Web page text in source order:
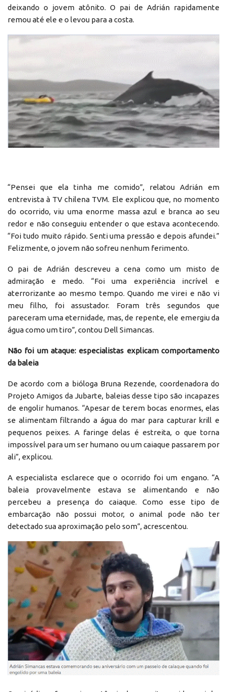
deixando o jovem atônito. O pai de Adrián rapidamente
remou até ele e o levou para a costa.
“Pensei que ela tinha me comido”, relatou Adrián em
entrevista à TV chilena TVM. Ele explicou que, no momento
do ocorrido, viu uma enorme massa azul e branca ao seu
redor e não conseguiu entender o que estava acontecendo.
“Foi tudo muito rápido. Senti uma pressão e depois afundei.”
Felizmente, o jovem não sofreu nenhum ferimento.
O pai de Adrián descreveu a cena como um misto de
admiração e medo. “Foi uma experiência incrível e
aterrorizante ao mesmo tempo. Quando me virei e não vi
meu filho, foi assustador. Foram três segundos que
pareceram uma eternidade, mas, de repente, ele emergiu da
água como um tiro”, contou Dell Simancas.
Não foi um ataque: especialistas explicam comportamento
da baleia
De acordo com a bióloga Bruna Rezende, coordenadora do
Projeto Amigos da Jubarte, baleias desse tipo são incapazes
de engolir humanos. “Apesar de terem bocas enormes, elas
se alimentam filtrando a água do mar para capturar krill e
pequenos peixes. A faringe delas é estreita, o que torna
impossível para um ser humano ou um caiaque passarem por
ali”, explicou.
A especialista esclarece que o ocorrido foi um engano. “A
baleia provavelmente estava se alimentando e não
percebeu a presença do caiaque. Como esse tipo de
embarcação não possui motor, o animal pode não ter
detectado sua aproximação pelo som”, acrescentou.